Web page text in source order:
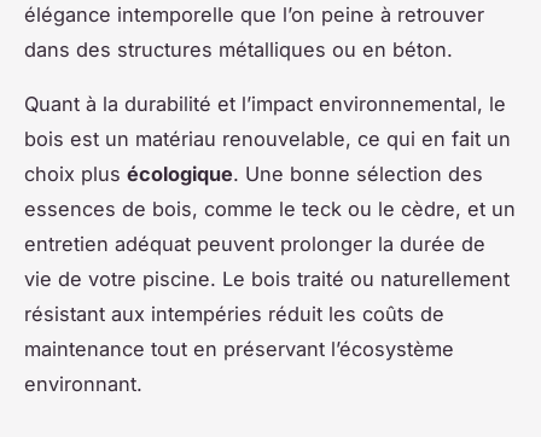
élégance intemporelle que l’on peine à retrouver
dans des structures métalliques ou en béton.
Quant à la durabilité et l’impact environnemental, le
bois est un matériau renouvelable, ce qui en fait un
choix plus écologique. Une bonne sélection des
essences de bois, comme le teck ou le cèdre, et un
entretien adéquat peuvent prolonger la durée de
vie de votre piscine. Le bois traité ou naturellement
résistant aux intempéries réduit les coûts de
maintenance tout en préservant l’écosystème
environnant.